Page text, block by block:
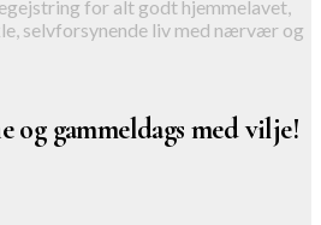
for alt godt hjemmelavet,
selvforsynende liv med nærvær og
gammeldags med vilje!